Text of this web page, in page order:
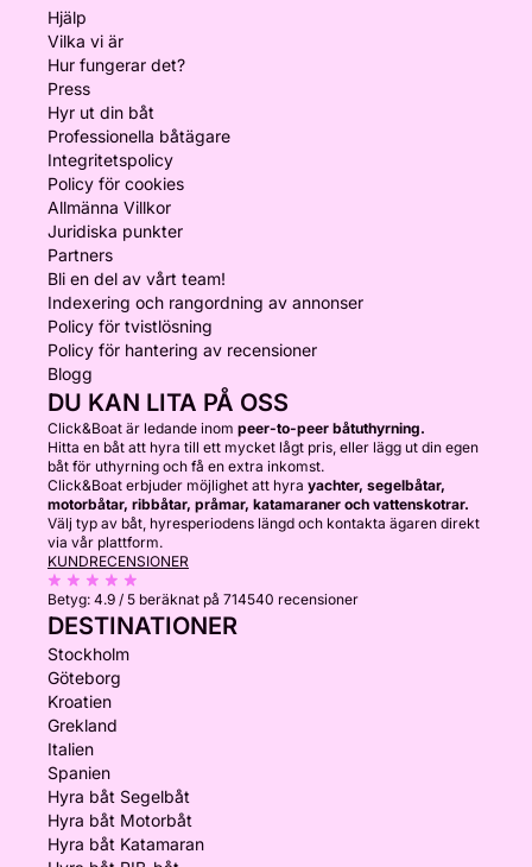
Hjälp
Vilka vi är
Hur fungerar det?
Press
Hyr ut din båt
Professionella båtägare
Integritetspolicy
Policy för cookies
Allmänna Villkor
Juridiska punkter
Partners
Bli en del av vårt team!
Indexering och rangordning av annonser
Policy för tvistlösning
Policy för hantering av recensioner
Blogg
DU KAN LITA PÅ OSS
Click&Boat är ledande inom peer-to-peer båtuthyrning.
Hitta en båt att hyra till ett mycket lågt pris, eller lägg ut din egen
båt för uthyrning och få en extra inkomst.
Click&Boat erbjuder möjlighet att hyra yachter, segelbåtar,
motorbåtar, ribbåtar, pråmar, katamaraner och vattenskotrar.
Välj typ av båt, hyresperiodens längd och kontakta ägaren direkt
via vår plattform.
KUNDRECENSIONER
Betyg: 4.9 / 5 beräknat på 714540 recensioner
DESTINATIONER
Stockholm
Göteborg
Kroatien
Grekland
Italien
Spanien
Hyra båt Segelbåt
Hyra båt Motorbåt
Hyra båt Katamaran